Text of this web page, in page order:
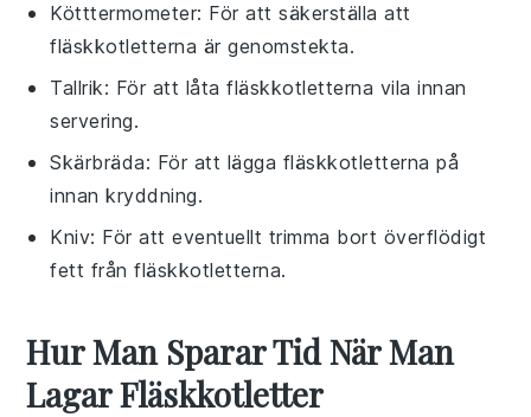
Kötttermometer: För att säkerställa att
fläskkotletterna är genomstekta.
Tallrik: För att låta fläskkotletterna vila innan
servering.
Skärbräda: För att lägga fläskkotletterna på
innan kryddning.
Kniv: För att eventuellt trimma bort överflödigt
fett från fläskkotletterna.
Hur Man Sparar Tid När Man
Lagar Fläskkotletter